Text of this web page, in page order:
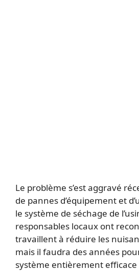
Le problème s’est aggravé
de pannes d’équipement et
le système de séchage de
responsables locaux ont
travaillent à réduire les
mais il faudra des années
système entièrement efficace